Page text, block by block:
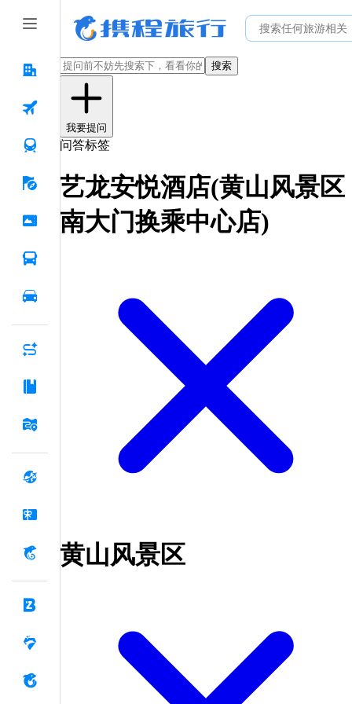
搜索
我要提问
问答标签
艺龙安悦酒店(黄山风景区
南大门换乘中心店)
黄山风景区